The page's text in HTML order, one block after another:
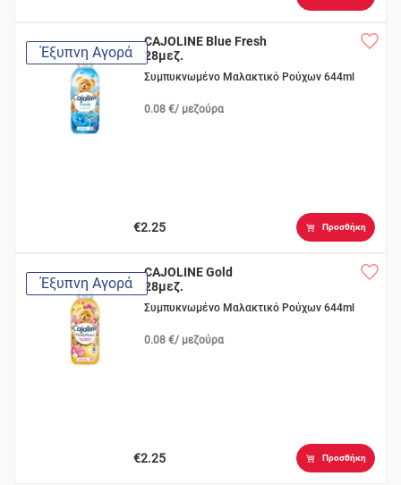
Έξυπνη Αγορά
CAJOLINE Blue Fresh
28μεζ.
Συμπυκνωμένο Μαλακτικό Ρούχων 644ml
0.08 €/ μεζούρα
€2.25 Προσθήκη
Έξυπνη Αγορά
CAJOLINE Gold
28μεζ.
Συμπυκνωμένο Μαλακτικό Ρούχων 644ml
0.08 €/ μεζούρα
€2.25 Προσθήκη